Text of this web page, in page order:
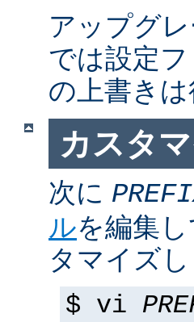
アップグ
では設定
の上書きは
カスタ
次に
ルを編集
タマイズし
$ vi